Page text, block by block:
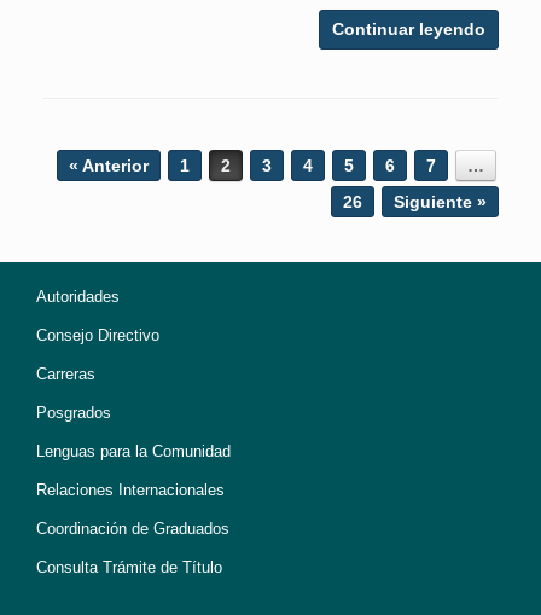
Continuar leyendo
Post navigation
« Anterior 1 2 3 4 5 6 7
…
26
Siguiente »
Autoridades
Consejo Directivo
Carreras
Posgrados
Lenguas para la Comunidad
Relaciones Internacionales
Coordinación de Graduados
Consulta Trámite de Título